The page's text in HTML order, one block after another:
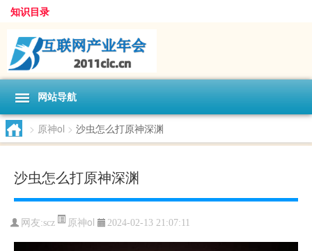
知识目录
网站导航
> 原神ol > 沙虫怎么打原神深渊
沙虫怎么打原神深渊
网友:scz 原神ol 2024-02-13 21:07:11